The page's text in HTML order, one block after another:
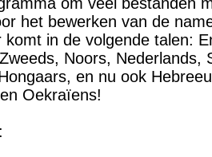
het bewerken van de
komt in de volgende talen:
Noors, Nederlands,
en nu ook
Oekraïens!
: